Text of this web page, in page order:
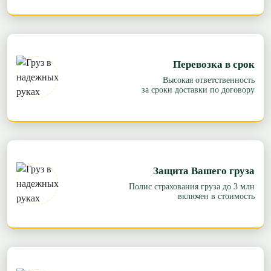
Перевозка в срок
Высокая ответственность
за сроки доставки по договору
Защита Вашего груза
Полис страхования груза до 3 млн
включен в стоимость